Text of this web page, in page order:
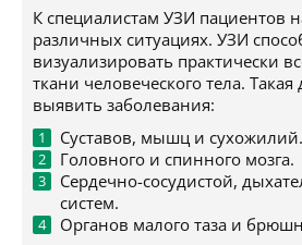
К специалистам УЗИ пациентов
различных ситуациях. УЗИ
визуализировать практически
ткани человеческого тела.
выявить заболевания:
Суставов, мышц и сухожилий.
Головного и спинного мозга.
Сердечно-сосудистой,
систем.
Органов малого таза и